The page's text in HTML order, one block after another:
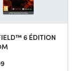
6 ÉDITION